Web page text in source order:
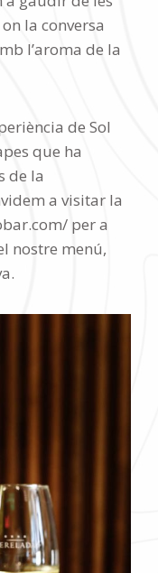
la conversa
l’aroma de la
de Sol
que ha
de la
a visitar la
per a
nostre menú,